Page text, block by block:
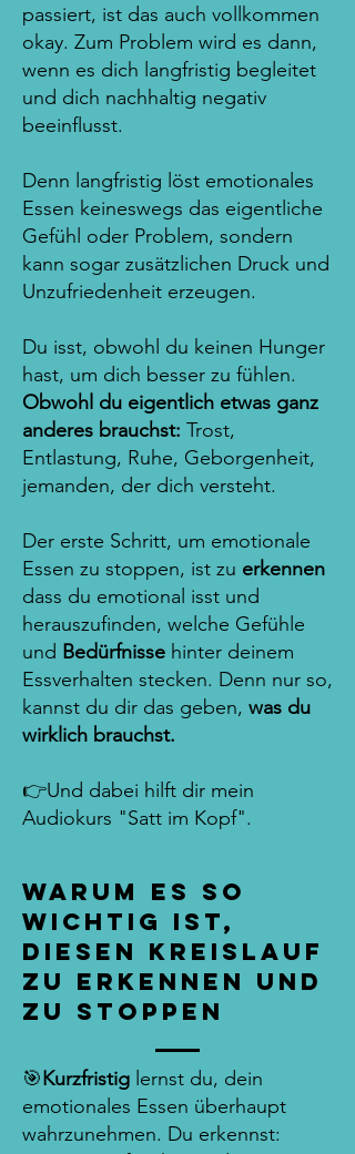
passiert, ist das auch vollkommen
okay. Zum Problem wird es dann,
wenn es dich langfristig begleitet
und dich nachhaltig negativ
beeinflusst.
Denn langfristig löst emotionales
Essen keineswegs das eigentliche
Gefühl oder Problem, sondern
kann sogar zusätzlichen Druck und
Unzufriedenheit erzeugen.
Du isst, obwohl du keinen Hunger
hast, um dich besser zu fühlen.
Obwohl du eigentlich etwas ganz
anderes brauchst: Trost,
Entlastung, Ruhe, Geborgenheit,
jemanden, der dich versteht.
Der erste Schritt, um emotionale
Essen zu stoppen, ist zu erkennen
dass du emotional isst und
herauszufinden, welche Gefühle
und Bedürfnisse hinter deinem
Essverhalten stecken. Denn nur so,
kannst du dir das geben, was du
wirklich brauchst.
👉Und dabei hilft dir mein
Audiokurs "Satt im Kopf".
Warum es so
wichtig ist,
diesen Kreislauf
zu erkennen und
zu stoppen
🎯Kurzfristig lernst du, dein
emotionales Essen überhaupt
wahrzunehmen. Du erkennst: